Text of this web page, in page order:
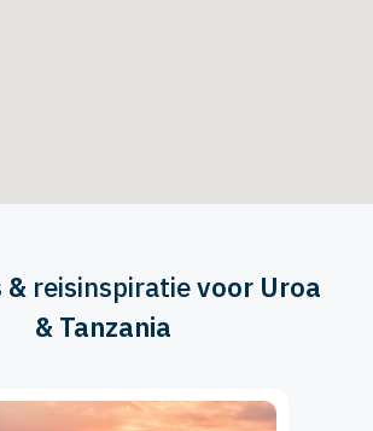
& reisinspiratievoor Uroa
& Tanzania